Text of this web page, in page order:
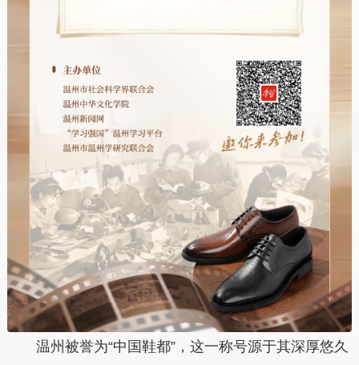
温州被誉为“中国鞋都”，这一称号源于其深厚悠久